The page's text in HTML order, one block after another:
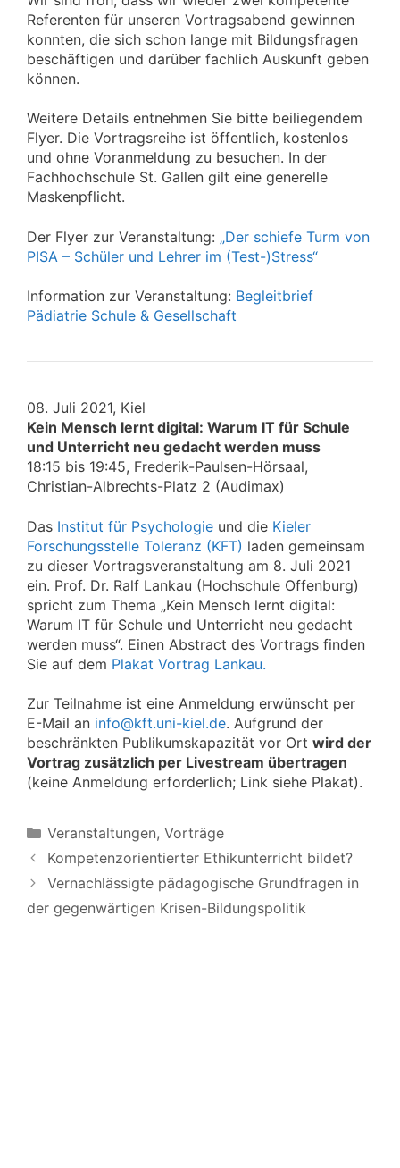
Referenten für unseren Vortragsabend gewinnen
konnten, die sich schon lange mit Bildungsfragen
beschäftigen und darüber fachlich Auskunft geben
können.
Weitere Details entnehmen Sie bitte beiliegendem
Flyer. Die Vortragsreihe ist öffentlich, kostenlos
und ohne Voranmeldung zu besuchen. In der
Fachhochschule St. Gallen gilt eine generelle
Maskenpflicht.
Der Flyer zur Veranstaltung: „Der schiefe Turm von
PISA – Schüler und Lehrer im (Test-)Stress“
Information zur Veranstaltung: Begleitbrief
Pädiatrie Schule & Gesellschaft
08. Juli 2021, Kiel
Kein Mensch lernt digital: Warum IT für Schule
und Unterricht neu gedacht werden muss
18:15 bis 19:45, Frederik-Paulsen-Hörsaal,
Christian-Albrechts-Platz 2 (Audimax)
Das Institut für Psychologie und die Kieler
Forschungsstelle Toleranz (KFT) laden gemeinsam
zu dieser Vortragsveranstaltung am 8. Juli 2021
ein. Prof. Dr. Ralf Lankau (Hochschule Offenburg)
spricht zum Thema „Kein Mensch lernt digital:
Warum IT für Schule und Unterricht neu gedacht
werden muss“. Einen Abstract des Vortrags finden
Sie auf dem Plakat Vortrag Lankau.
Zur Teilnahme ist eine Anmeldung erwünscht per
E-Mail an info@kft.uni-kiel.de. Aufgrund der
beschränkten Publikumskapazität vor Ort wird der
Vortrag zusätzlich per Livestream übertragen
(keine Anmeldung erforderlich; Link siehe Plakat).
Kategorien
Veranstaltungen, Vorträge
Kompetenzorientierter Ethikunterricht bildet?
Vernachlässigte pädagogische Grundfragen in
der gegenwärtigen Krisen-Bildungspolitik